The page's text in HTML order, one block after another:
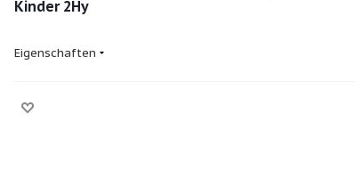
Kinder 2Hy
Eigenschaften